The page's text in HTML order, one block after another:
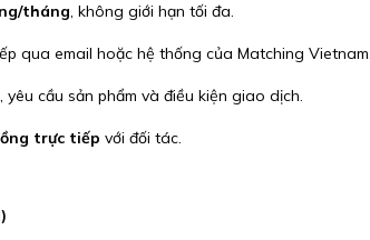
tháng, không giới hạn tối đa.
qua email hoặc hệ thống của Matching Vietnam.
cầu sản phẩm và điều kiện giao dịch.
trực tiếp với đối tác.